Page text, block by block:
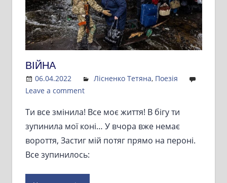
ВІЙНА
06.04.2022 Admin
Лісненко Тетяна, Поезія
Leave a comment
Ти все змінила! Все моє життя! В бігу ти
зупинила мої коні… У вчора вже немає
вороття, Застиг мій потяг прямо на пероні.
Все зупинилось: